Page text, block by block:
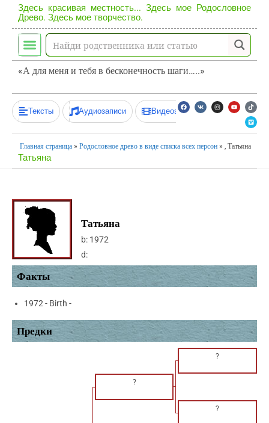
Здесь красивая местность... Здесь мое Родословное
Древо. Здесь мое творчество.
«А для меня и тебя в бесконечность шаги…..»
Тексты Аудиозаписи Видеозаписи
Главная страница » Родословное древо в виде списка всех персон » , Татьяна
Татьяна
Татьяна
b: 1972
d:
Факты
1972 - Birth -
Предки
?
?
?